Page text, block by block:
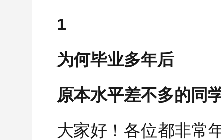
1
为何毕业多年后
原本水平差不多的同
大家好！各位都非常